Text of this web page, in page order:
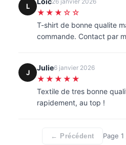
L
★★★☆☆
T-shirt de bonne qualite
commande. Contact par
J
Julie6 janvier 2026
★★★★★
Textile de tres bonne
rapidement, au top !
← Précédent Page1